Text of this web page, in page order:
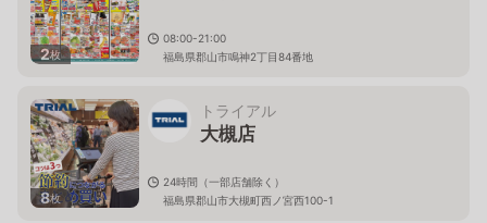
2枚
08:00-21:00
福島県郡山市鳴神2丁目84番地
8枚
トライアル
大槻店
24時間（一部店舗除く）
福島県郡山市大槻町西ノ宮西100-1